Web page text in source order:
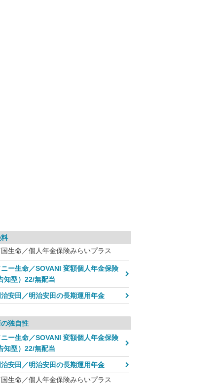
生命／個人年金保険みらいプラス
ニー生命／SOVANI 変額個人年金保険
知型）22/無配当
治安田／明治安田の長期運用年金
独自性
ニー生命／SOVANI 変額個人年金保険
知型）22/無配当
治安田／明治安田の長期運用年金
生命／個人年金保険みらいプラス